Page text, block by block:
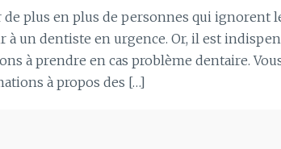
plus en plus de personnes qui ignorent
à un dentiste en urgence. Or, il est
à prendre en cas problème dentaire.
à propos des […]